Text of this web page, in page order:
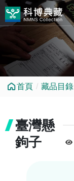
跳到中央內容區塊
首頁 藏品目錄
臺灣懸
鉤子